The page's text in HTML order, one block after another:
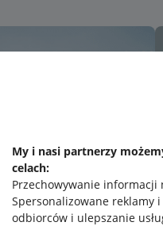
My i nasi partnerzy
celach:
Przechowywanie
Spersonalizowane reklamy
odbiorców i ulepszanie